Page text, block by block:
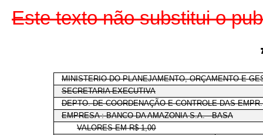
Este texto não substitui o
MINISTERIO DO PLANEJAMENTO, ORÇAMENTO E
SECRETARIA EXECUTIVA
DEPTO. DE COORDENAÇÃO E CONTROLE DAS
EMPRESA : BANCO DA AMAZONIA S.A. - BASA
VALORES EM R$ 1,00